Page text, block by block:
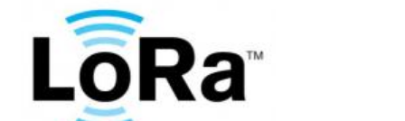
CR140 LoRa至RS485协
使用指南。